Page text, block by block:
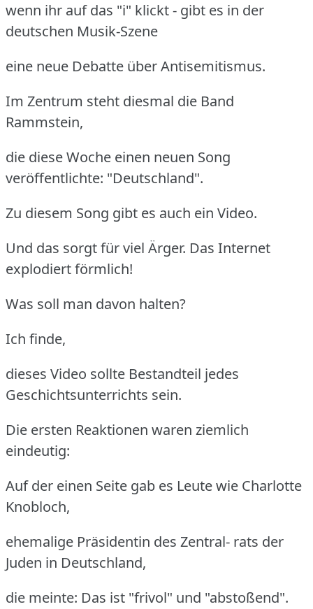
wenn ihr auf das "i" klickt - gibt es in der
deutschen Musik-Szene
eine neue Debatte über Antisemitismus.
Im Zentrum steht diesmal die Band
Rammstein,
die diese Woche einen neuen Song
veröffentlichte: "Deutschland".
Zu diesem Song gibt es auch ein Video.
Und das sorgt für viel Ärger. Das Internet
explodiert förmlich!
Was soll man davon halten?
Ich finde,
dieses Video sollte Bestandteil jedes
Geschichtsunterrichts sein.
Die ersten Reaktionen waren ziemlich
eindeutig:
Auf der einen Seite gab es Leute wie Charlotte
Knobloch,
ehemalige Präsidentin des Zentral- rats der
Juden in Deutschland,
die meinte: Das ist "frivol" und "abstoßend".